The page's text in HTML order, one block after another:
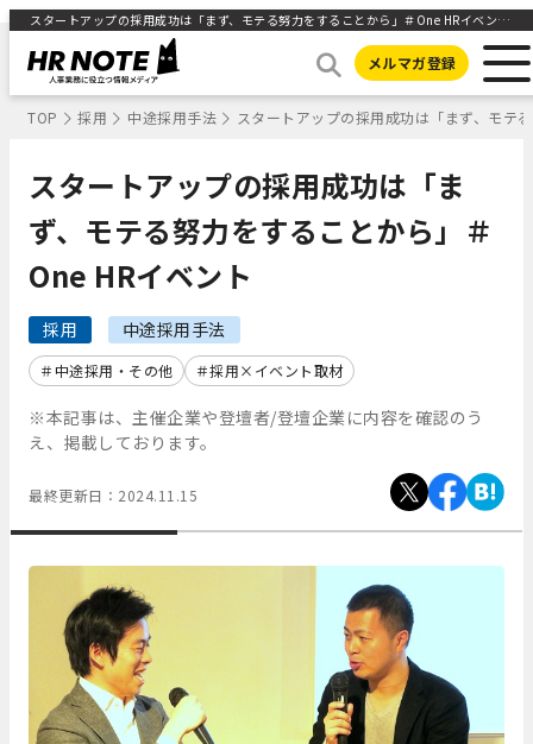
スタートアップの採用成功は「まず、モテる努力をすることから」＃One HRイベント ｜HR NOTE
メルマガ登録
TOP 採用 中途採用手法 スタートアップの採用成功は「まず、モテ
スタートアップの採用成功は「ま
ず、モテる努力をすることから」＃
One HRイベント
採用 中途採用手法
中途採用・その他 採用×イベント取材
※本記事は、主催企業や登壇者/登壇企業に内容を確認のう
え、掲載しております。
最終更新日： 2024.11.15